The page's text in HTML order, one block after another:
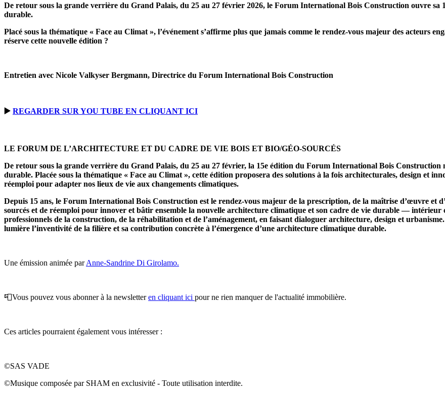
De retour sous la grande verrière du Grand Palais, du 25 au 27 février 2026, le Forum International Bois Construction ouvre sa
durable.
Placé sous la thématique « Face au Climat », l’événement s’affirme plus que jamais comme le rendez-vous majeur des acteurs
réserve cette nouvelle édition ?
Entretien avec Nicole Valkyser Bergmann, Directrice du Forum International Bois Construction
▶️ REGARDER SUR YOU TUBE EN CLIQUANT ICI
LE FORUM DE L’ARCHITECTURE ET DU CADRE DE VIE‌ ‌BOIS ET BIO/GÉO-SOURCÉS‌
De retour sous la grande verrière du Grand Palais, du 25 au 27 février, la 15e édition du Forum International Bois
durable. Placée sous la thématique « Face au Climat », cette édition proposera des solutions à la fois architecturales, design et
réemploi pour adapter nos lieux de vie aux changements climatiques.‌
Depuis 15 ans, le Forum International Bois Construction est le rendez-vous majeur de la prescription, de la maîtrise d’œuvre et
sourcés et de réemploi pour innover et bâtir ensemble la nouvelle architecture climatique et son cadre de vie durable — intérieur
professionnels de la construction, de la réhabilitation et de l’aménagement, en faisant dialoguer architecture, design et
lumière l’inventivité de la filière et sa contribution concrète à l’émergence d’une architecture climatique durable.
Une émission animée parAnne-Sandrine Di Girolamo.
📮Vous pouvez vous abonner à la newsletteren cliquant ici pour ne rien manquer de l'actualité immobilière.
Ces articles pourraient également vous intéresser :
©️SAS VADE
©️Musique composée par SHAM en exclusivité - Toute utilisation interdite.